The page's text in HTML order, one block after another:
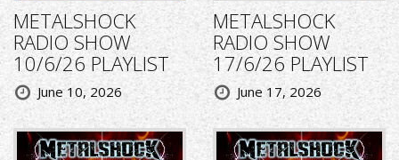
METALSHOCK
RADIO SHOW
10/6/26 PLAYLIST
June 10, 2026
METALSHOCK
RADIO SHOW
17/6/26 PLAYLIST
June 17, 2026